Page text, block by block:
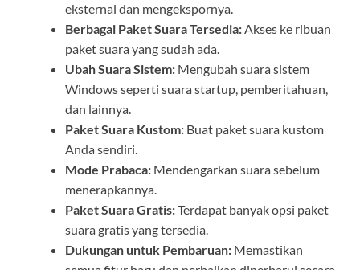
eksternal dan mengekspornya.
Berbagai Paket Suara Tersedia:Akses ke ribuan
paket suara yang sudah ada.
Ubah Suara Sistem: Mengubah suara sistem
Windows seperti suara startup, pemberitahuan,
dan lainnya.
Paket Suara Kustom: Buat paket suara kustom
Anda sendiri.
Mode Prabaca: Mendengarkan suara sebelum
menerapkannya.
Paket Suara Gratis:Terdapat banyak opsi paket
suara gratis yang tersedia.
Dukungan untuk Pembaruan: Memastikan